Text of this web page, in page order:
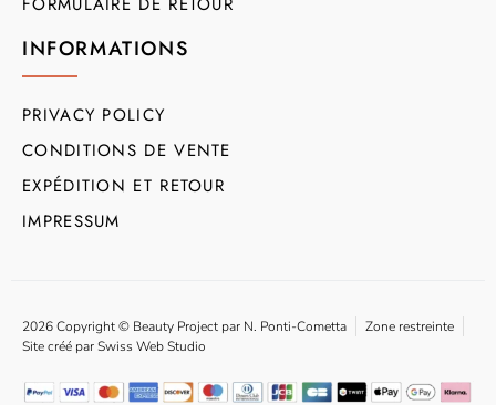
INFORMATIONS
PRIVACY POLICY
CONDITIONS DE VENTE
EXPÉDITION ET RETOUR
IMPRESSUM
2026 Copyright © Beauty Project par N. Ponti-Cometta
Zone restreinte
Site créé par Swiss Web Studio